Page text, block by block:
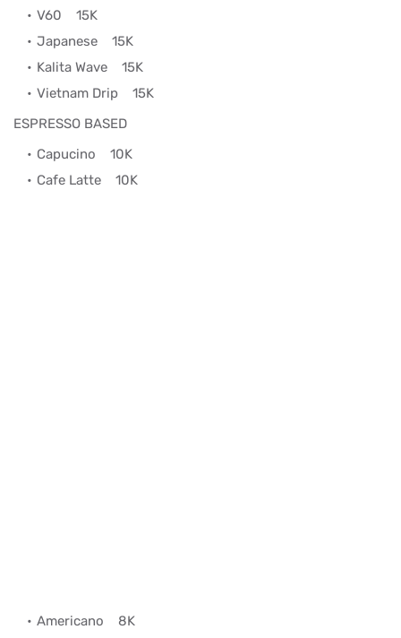
V60 15K
Japanese 15K
Kalita Wave 15K
Vietnam Drip 15K
ESPRESSO BASED
Capucino 10K
Cafe Latte 10K
Americano 8K